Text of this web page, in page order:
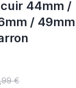
44mm /
/
€